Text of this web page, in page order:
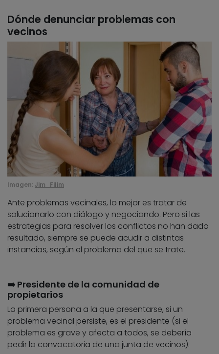
Dónde denunciar problemas con
vecinos
Imagen: Jim_Filim
Ante problemas vecinales, lo mejor es tratar de
solucionarlo con diálogo y negociando. Pero si las
estrategias para resolver los conflictos no han dado
resultado, siempre se puede acudir a distintas
instancias, según el problema del que se trate.
➡️ Presidente de la comunidad de
propietarios
La primera persona a la que presentarse, si un
problema vecinal persiste, es el presidente (si el
problema es grave y afecta a todos, se debería
pedir la convocatoria de una junta de vecinos).